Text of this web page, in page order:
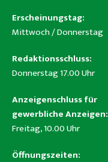
Erscheinungstag:
Mittwoch / Donnerstag
Redaktionsschluss:
Donnerstag 17.00 Uhr
Anzeigenschluss für
gewerbliche Anzeigen:
Freitag, 10.00 Uhr
Öffnungszeiten: